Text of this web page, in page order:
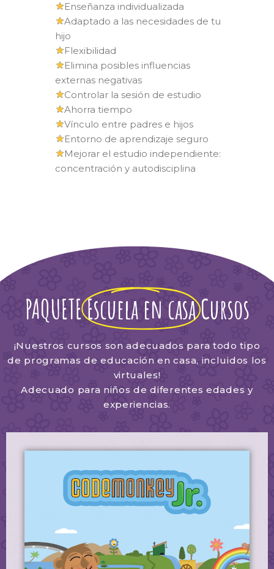
Enseñanza individualizada
Adaptado a las necesidades de tu
hijo
Flexibilidad
Elimina posibles influencias
externas negativas
Controlar la sesión de estudio
Ahorra tiempo
Vínculo entre padres e hijos
Entorno de aprendizaje seguro
Mejorar el estudio independiente:
concentración y autodisciplina
PAQUETEEscuela en casaCursos
¡Nuestros cursos son adecuados para todo tipo
de programas de educación en casa, incluidos los
virtuales!
Adecuado para niños de diferentes edades y
experiencias.